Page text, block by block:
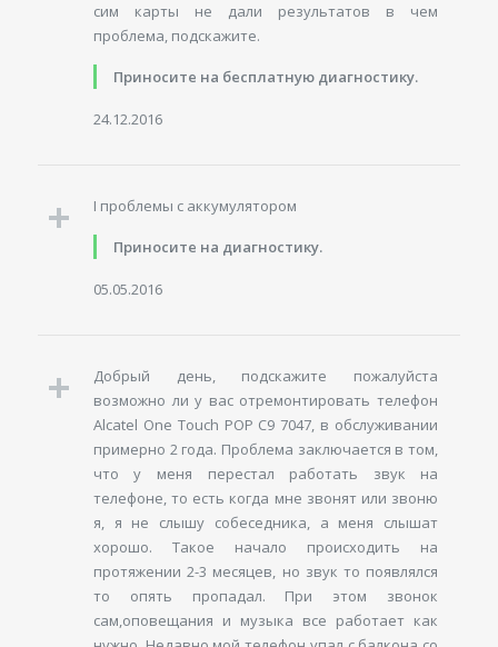
сим карты не дали результатов в чем
проблема, подскажите.
Приносите на бесплатную диагностику.
24.12.2016
I проблемы с аккумулятором
Приносите на диагностику.
05.05.2016
Добрый день, подскажите пожалуйста
возможно ли у вас отремонтировать телефон
Alcatel One Touch POP C9 7047, в обслуживании
примерно 2 года. Проблема заключается в том,
что у меня перестал работать звук на
телефоне, то есть когда мне звонят или звоню
я, я не слышу собеседника, а меня слышат
хорошо. Такое начало происходить на
протяжении 2-3 месяцев, но звук то появлялся
то опять пропадал. При этом звонок
сам,оповещания и музыка все работает как